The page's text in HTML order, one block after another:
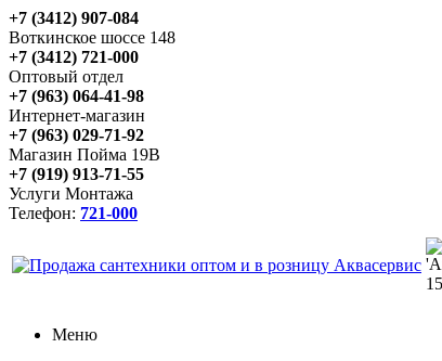
+7 (3412) 907-084
Воткинское шоссе 148
+7 (3412) 721-000
Оптовый отдел
+7 (963) 064-41-98
Интернет-магазин
+7 (963) 029-71-92
Магазин Пойма 19В
+7 (919) 913-71-55
Услуги Монтажа
Телефон: 721-000
Меню